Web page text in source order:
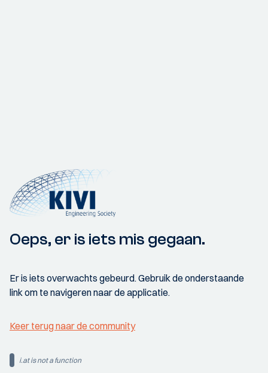
Oeps, er is iets mis gegaan.
Er is iets overwachts gebeurd. Gebruik de onderstaande
link om te navigeren naar de applicatie.
Keer terug naar de community
i.at is not a function